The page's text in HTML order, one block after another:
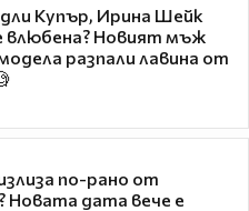
Купър, Ирина Шейк
влюбена? Новият мъж
разпали лавина от
по-рано от
Новата дата вече е